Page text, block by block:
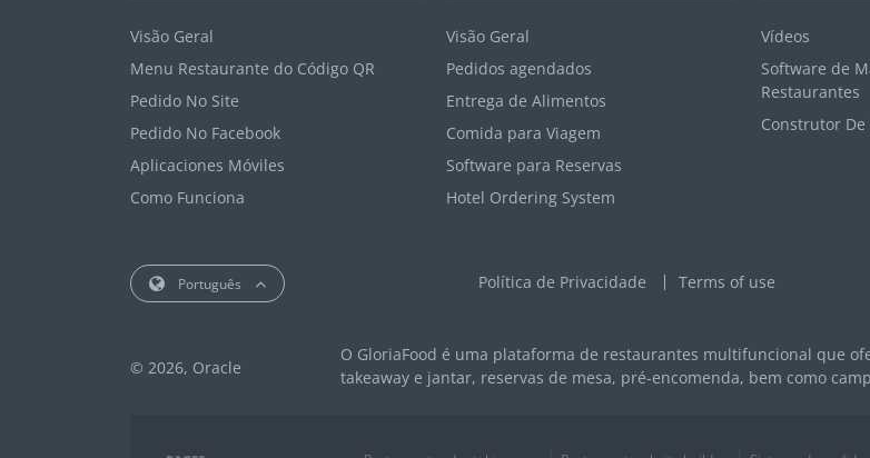
Visão Geral
Menu Restaurante do Código QR
Pedido No Site
Pedido No Facebook
Aplicaciones Móviles
Como Funciona
Visão Geral
Pedidos agendados
Entrega de Alimentos
Comida para Viagem
Software para Reservas
Hotel Ordering System
Vídeos
Software de
Restaurantes
Construtor De
Português Política de Privacidade Terms of use
© 2026, Oracle
O GloriaFood é uma plataforma de restaurantes multifuncional que
takeaway e jantar, reservas de mesa, pré-encomenda, bem como